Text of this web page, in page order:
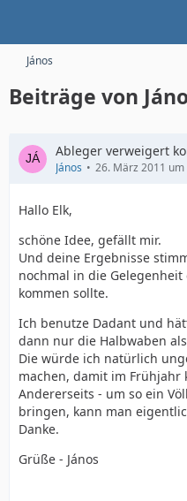
János
Beiträge von
Ableger verweigert
János 26. März 2011 um
Hallo Elk,
schöne Idee, gefällt mir.
Und deine Ergebnisse
nochmal in die
kommen sollte.
Ich benutze Dadant und
dann nur die Halbwaben
Die würde ich natürlich
machen, damit im Frühjahr
Andererseits - um so ein
bringen, kann man
Danke.
Grüße - János